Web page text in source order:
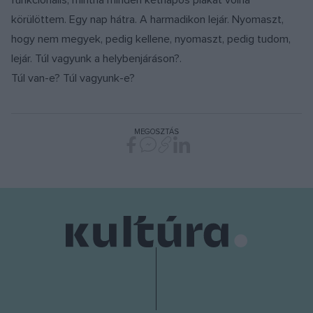
körülöttem. Egy nap hátra. A harmadikon lejár. Nyomaszt,
hogy nem megyek, pedig kellene, nyomaszt, pedig tudom,
lejár. Túl vagyunk a helybenjáráson?.
Túl van-e? Túl vagyunk-e?
MEGOSZTÁS